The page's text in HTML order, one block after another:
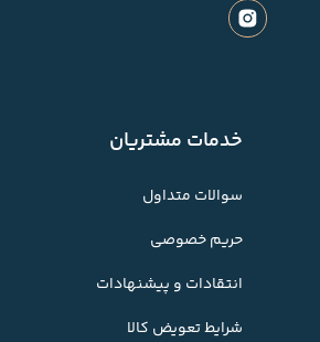
خدمات مشتریان
سوالات متداول
حریم خصوصی
انتقادات و پیشنهادات
شرایط تعویض کالا